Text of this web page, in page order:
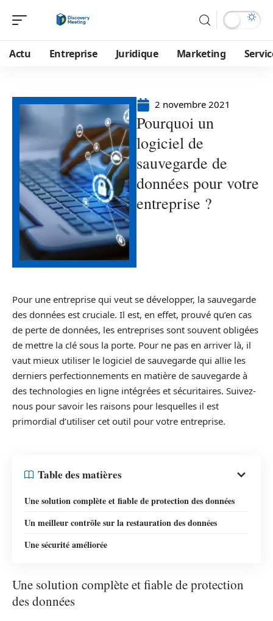
Actu Entreprise Juridique Marketing
2 novembre 2021
Pourquoi un
logiciel de
sauvegarde de
données pour votre
entreprise ?
Pour une entreprise qui veut se développer, la sauvegarde
des données est cruciale. Il est, en effet, prouvé qu’en cas
de perte de données, les entreprises sont souvent obligées
de mettre la clé sous la porte. Pour ne pas en arriver là, il
vaut mieux utiliser le logiciel de sauvegarde qui allie les
derniers perfectionnements en matière de sauvegarde à
des technologies en ligne intégrées et sécuritaires. Suivez-
nous pour savoir les raisons pour lesquelles il est
primordial d’utiliser cet outil pour votre entreprise.
Table des matières
Une solution complète et fiable de protection des données
Un meilleur contrôle sur la restauration des données
Une sécurité améliorée
Une solution complète et fiable de protection
des données